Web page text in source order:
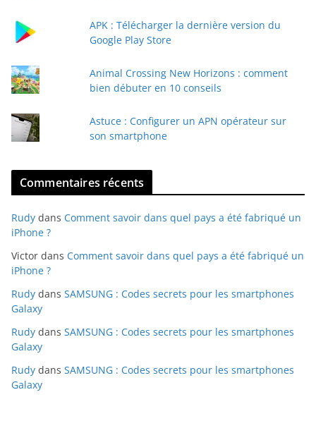
a
APK : Télécharger la dernière version du
Google Play Store
Animal Crossing New Horizons : comment
bien débuter en 10 conseils
Astuce : Configurer un APN opérateur sur
son smartphone
Commentaires récents
Rudy dans Comment savoir dans quel pays a été fabriqué un
iPhone ?
Victor dans Comment savoir dans quel pays a été fabriqué un
iPhone ?
Rudy dans SAMSUNG : Codes secrets pour les smartphones
Galaxy
Rudy dans SAMSUNG : Codes secrets pour les smartphones
Galaxy
Rudy dans SAMSUNG : Codes secrets pour les smartphones
Galaxy